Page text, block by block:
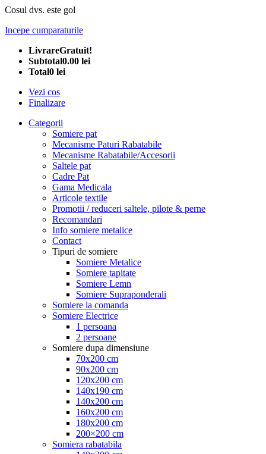
Cosul dvs. este gol
Incepe cumparaturile
LivrareGratuit!
Subtotal0.00 lei
Total0 lei
Vezi cos
Finalizare
Categorii
Somiere pat
Mecanisme Paturi Rabatabile
Mecanisme Rabatabile/Accesorii
Saltele pat
Cadre Pat
Gama Medicala
Articole textile
Promotii / reduceri saltele, pilote & perne
Recomandari
Info somiere metalice
Contact
Tipuri de somiere
Somiere Metalice
Somiere tapitate
Somiere Lemn
Somiere Supraponderali
Somiere la comanda
Somiere Electrice
1 persoana
2 persoane
Somiere dupa dimensiune
70x200 cm
90x200 cm
120x200 cm
140x190 cm
140x200 cm
160x200 cm
180x200 cm
200×200 cm
Somiera rabatabila